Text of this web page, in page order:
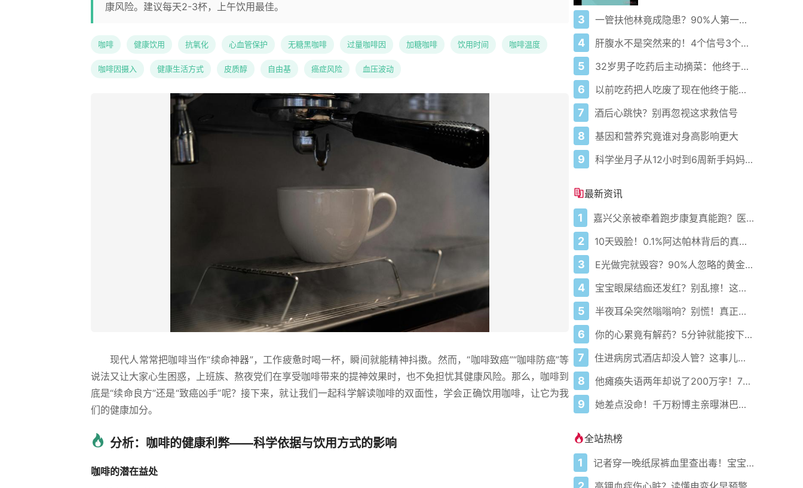
康风险。建议每天2-3杯，上午饮用最佳。
咖啡 健康饮用 抗氧化 心血管保护 无糖黑咖啡 过量咖啡因 加糖咖啡 饮用时间 咖啡温度
咖啡因摄入 健康生活方式 皮质醇 自由基 癌症风险 血压波动
现代人常常把咖啡当作“续命神器”，工作疲惫时喝一杯，瞬间就能精神抖擞。然而，“咖啡致癌”“咖啡防癌”等
说法又让大家心生困惑，上班族、熬夜党们在享受咖啡带来的提神效果时，也不免担忧其健康风险。那么，咖啡到
底是“续命良方”还是“致癌凶手”呢？接下来，就让我们一起科学解读咖啡的双面性，学会正确饮用咖啡，让它为我
们的健康加分。
分析：咖啡的健康利弊——科学依据与饮用方式的影响
咖啡的潜在益处
3 一管扶他林竟成隐患？90%人第一步就错了！
4 肝腹水不是突然来的！4个信号3个管理要点别等肚子鼓起来
5 32岁男子吃药后主动摘菜：他终于活过来了？
6 以前吃药把人吃废了现在他终于能好起来了
7 酒后心跳快？别再忽视这求救信号
8 基因和营养究竟谁对身高影响更大
9 科学坐月子从12小时到6周新手妈妈必藏护理攻略
最新资讯
1 嘉兴父亲被牵着跑步康复真能跑？医生悄悄说这5步错一步就白练
2 10天毁脸！0.1%阿达帕林背后的真相你敢看吗？
3 E光做完就毁容？90%人忽略的黄金7天护理真相！
4 宝宝眼屎结痂还发红？别乱擦！这病正在偷偷堵住泪道
5 半夜耳朵突然嗡嗡响？别慌！真正原因可能和你想的完全不一样
6 你的心累竟有解药？5分钟就能按下暂停键！
7 住进病房式酒店却没人管？这事儿到底谁来负责！
8 他瘫痪失语两年却说了200万字！7岁女儿听爸爸讲笑话笑出声
9 她差点没命！千万粉博主亲曝淋巴结肿大竟是癌症前兆
全站热榜
1 记者穿一晚纸尿裤血里查出毒！宝宝血液浓度竟是成人的5倍？